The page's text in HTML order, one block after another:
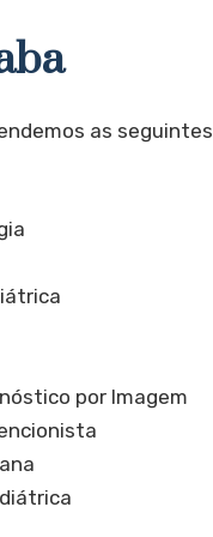
as seguintes
por Imagem